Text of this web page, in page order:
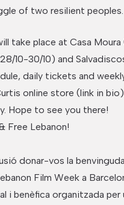
of two resilient peoples.
take place at Casa
10-30/10) and
daily tickets and
online store (link in
Hope to see you there!
Free Lebanon!
donar-vos la
Film Week a
i benèfica organitzada per